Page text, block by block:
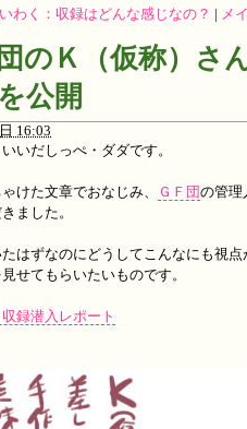
わく：収録はどんな感じなの？ メ
のＫ（仮称）さ
公開
16:03
いだしっぺ・ダダです。
けた文章でおなじみ、 ＧＦ団の管理
ました。
たはずなのにどうしてこんなにも視
せてもらいたいものです。
録潜入レポート